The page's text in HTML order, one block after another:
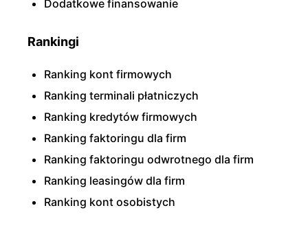
Dodatkowe finansowanie
Rankingi
Ranking kont firmowych
Ranking terminali płatniczych
Ranking kredytów firmowych
Ranking faktoringu dla firm
Ranking faktoringu odwrotnego dla firm
Ranking leasingów dla firm
Ranking kont osobistych